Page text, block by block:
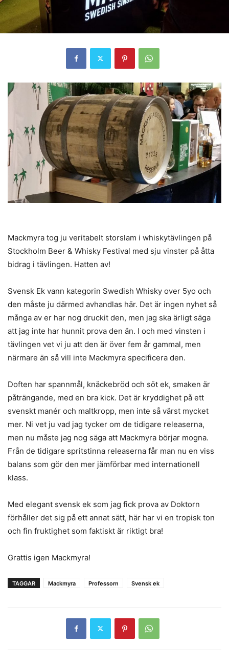
Mackmyra tog ju veritabelt storslam i whiskytävlingen på
Stockholm Beer & Whisky Festival med sju vinster på åtta
bidrag i tävlingen. Hatten av!
Svensk Ek vann kategorin Swedish Whisky over 5yo och
den måste ju därmed avhandlas här. Det är ingen nyhet så
många av er har nog druckit den, men jag ska ärligt säga
att jag inte har hunnit prova den än. I och med vinsten i
tävlingen vet vi ju att den är över fem år gammal, men
närmare än så vill inte Mackmyra specificera den.
Doften har spannmål, knäckebröd och söt ek, smaken är
påträngande, med en bra kick. Det är kryddighet på ett
svenskt manér och maltkropp, men inte så värst mycket
mer. Ni vet ju vad jag tycker om de tidigare releaserna,
men nu måste jag nog säga att Mackmyra börjar mogna.
Från de tidigare spritstinna releaserna får man nu en viss
balans som gör den mer jämförbar med internationell
klass.
Med elegant svensk ek som jag fick prova av Doktorn
förhåller det sig på ett annat sätt, här har vi en tropisk ton
och fin fruktighet som faktiskt är riktigt bra!
Grattis igen Mackmyra!
TAGGAR Mackmyra Professorn Svensk ek